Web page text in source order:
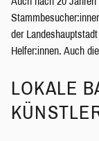
der
Helfer:innen. Auch
LOKALE